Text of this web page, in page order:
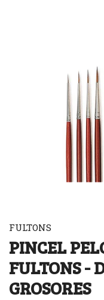
FULTONS
PINCEL
FULTONS -
GROSORES